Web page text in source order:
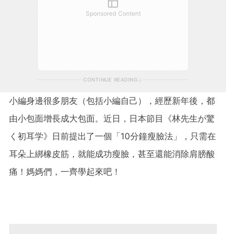
Sponsored Content
CONTINUE READING
小編身邊很多朋友（包括小編自己），經歷新年後，都
由小包面增長成大包面。近日，日本節目《林先生が驚
く初耳学》日前提出了一個「10分鐘瘦臉法」，只需在
耳朵上綁橡皮筋，就能成功瘦臉，甚至還能消除肩膀酸
痛！媽媽們，一齊學起來吧！